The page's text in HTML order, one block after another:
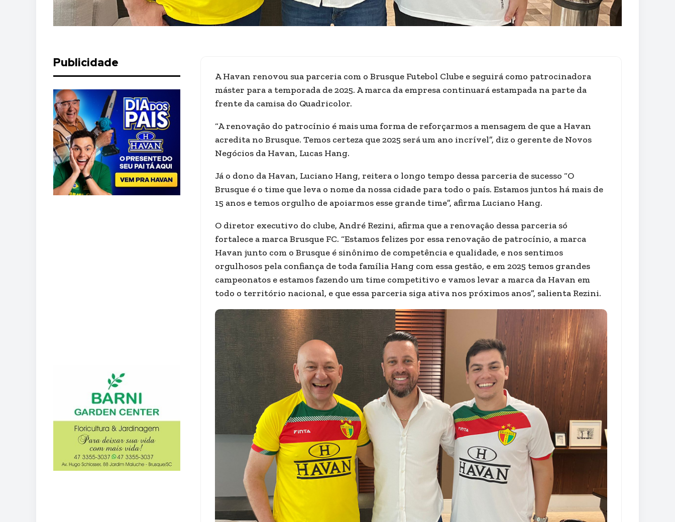
Publicidade
A Havan renovou sua parceria com o Brusque Futebol Clube e seguirá como patrocinadora
máster para a temporada de 2025. A marca da empresa continuará estampada na parte da
frente da camisa do Quadricolor.
“A renovação do patrocínio é mais uma forma de reforçarmos a mensagem de que a Havan
acredita no Brusque. Temos certeza que 2025 será um ano incrível”, diz o gerente de Novos
Negócios da Havan, Lucas Hang.
Já o dono da Havan, Luciano Hang, reitera o longo tempo dessa parceria de sucesso “O
Brusque é o time que leva o nome da nossa cidade para todo o país. Estamos juntos há mais de
15 anos e temos orgulho de apoiarmos esse grande time”, afirma Luciano Hang.
O diretor executivo do clube, André Rezini, afirma que a renovação dessa parceria só
fortalece a marca Brusque FC. “Estamos felizes por essa renovação de patrocínio, a marca
Havan junto com o Brusque é sinônimo de competência e qualidade, e nos sentimos
orgulhosos pela confiança de toda família Hang com essa gestão, e em 2025 temos grandes
campeonatos e estamos fazendo um time competitivo e vamos levar a marca da Havan em
todo o território nacional, e que essa parceria siga ativa nos próximos anos”, salienta Rezini.